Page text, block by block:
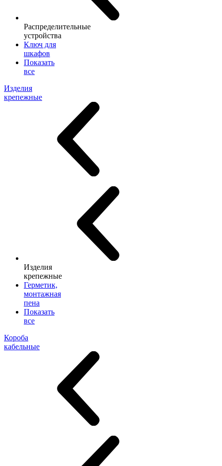
Распределительные
устройства
Ключ для
шкафов
Показать
все
Изделия
крепежные
Изделия
крепежные
Герметик,
монтажная
пена
Показать
все
Короба
кабельные